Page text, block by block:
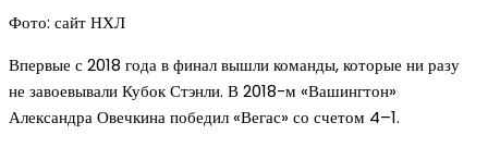
Фото: сайт НХЛ
Впервые с 2018 года в финал вышли команды, которые ни разу
не завоевывали Кубок Стэнли. В 2018-м «Вашингтон»
Александра Овечкина победил «Вегас» со счетом 4–1.